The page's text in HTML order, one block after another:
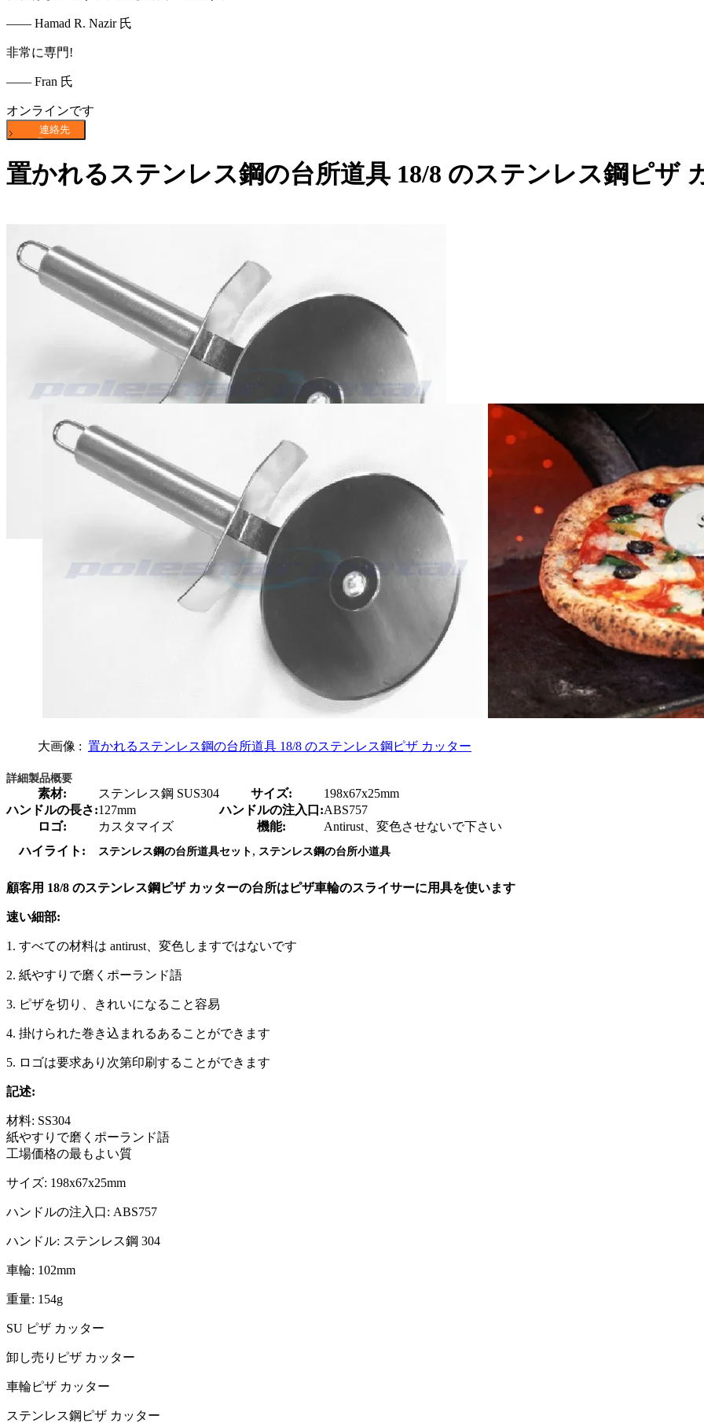
—— Hamad R. Nazir 氏
非常に専門!
—— Fran 氏
オンラインです
置かれるステンレス鋼の台所道具 18/8 のステンレス鋼ピザ
大画像 : 置かれるステンレス鋼の台所道具 18/8 のステンレス鋼ピザ カッター
詳細製品概要
素材: ステンレス鋼 SUS304 サイズ:
198x67x25mm
ハンドルの長さ:127mm ハンドルの注入口:ABS757
ロゴ:
カスタマイズ 機能:
Antirust、変色させないで下さい
ハイライト:
ステンレス鋼の台所道具セット , ステンレス鋼の台所小道具
顧客用 18/8 のステンレス鋼ピザ カッターの台所はピザ車輪のスライサーに用具を使います
速い細部:
1. すべての材料は antirust、変色しますではないです
2. 紙やすりで磨くポーランド語
3. ピザを切り、きれいになること容易
4. 掛けられた巻き込まれるあることができます
5. ロゴは要求あり次第印刷することができます
記述:
材料: SS304
紙やすりで磨くポーランド語
工場価格の最もよい質
サイズ: 198x67x25mm
ハンドルの注入口: ABS757
ハンドル: ステンレス鋼 304
車輪: 102mm
重量: 154g
SU ピザ カッター
卸し売りピザ カッター
車輪ピザ カッター
ステンレス鋼ピザ カッター